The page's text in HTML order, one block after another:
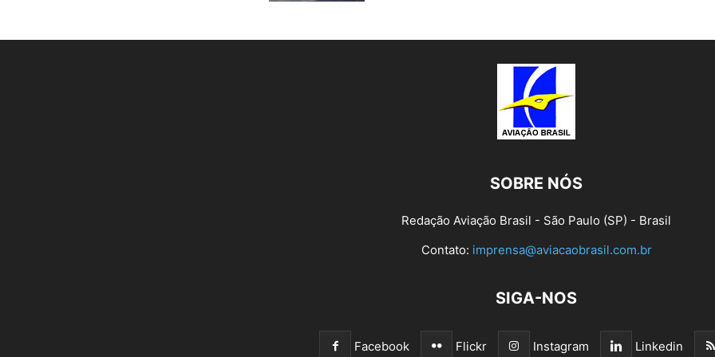
SOBRE NÓS
Redação Aviação Brasil - São Paulo (SP) - Brasil
Contato: imprensa@aviacaobrasil.com.br
SIGA-NOS
Facebook Flickr Instagram Linkedin